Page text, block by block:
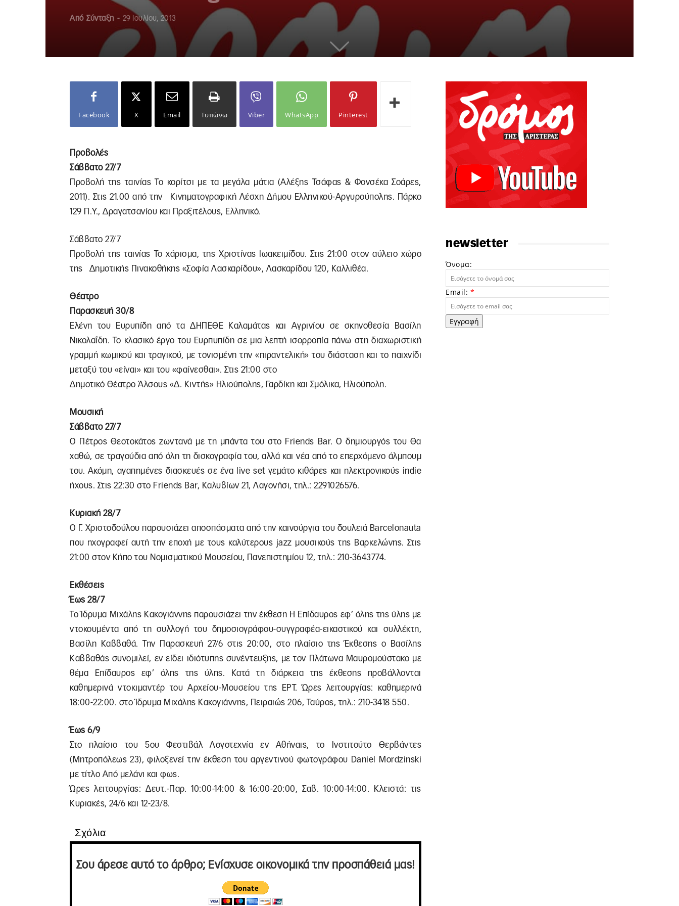
Από Σύνταξη - 29 Ιουλίου, 2013
Facebook X Email Τυπώνω Viber WhatsApp Pinterest
Προβολές
Σάββατο 27/7
Προβολή της ταινίας Το κορίτσι με τα μεγάλα μάτια (Αλέξης Τσάφας & Φονσέκα Σοάρες,
2011). Στις 21.00 από την Κινηματογραφική Λέσχη Δήμου Ελληνικού-Αργυρούπολης. Πάρκο
129 Π.Υ., Δραγατσανίου και Πραξιτέλους, Ελληνικό.
Σάββατο 27/7
Προβολή της ταινίας Το χάρισμα, της Χριστίνας Ιωακειμίδου. Στις 21:00 στον αύλειο χώρο
της Δημοτικής Πινακοθήκης «Σοφία Λασκαρίδου», Λασκαρίδου 120, Καλλιθέα.
Θέατρο
Παρασκευή 30/8
Ελένη του Ευρυπίδη από τα ΔΗΠΕΘΕ Καλαμάτας και Αγρινίου σε σκηνοθεσία Βασίλη
Νικολαΐδη. Το κλασικό έργο του Ευρπυπίδη σε μια λεπτή ισορροπία πάνω στη διαχωριστική
γραμμή κωμικού και τραγικού, με τονισμένη την «πιραντελική» του διάσταση και το παιχνίδι
μεταξύ του «είναι» και του «φαίνεσθαι». Στις 21:00 στο
Δημοτικό Θέατρο Άλσους «Δ. Κιντής» Ηλιούπολης, Γαρδίκη και Σμόλικα, Ηλιούπολη.
Μουσική
Σάββατο 27/7
O Πέτρος Θεοτοκάτος ζωντανά με τη μπάντα του στο Friends Bar. Ο δημιουργός του Θα
χαθώ, σε τραγούδια από όλη τη δισκογραφία του, αλλά και νέα από το επερχόμενο άλμπουμ
του. Ακόμη, αγαπημένες διασκευές σε ένα live set γεμάτο κιθάρες και ηλεκτρονικούς indie
ήχους. Στις 22:30 στο Friends Bar, Καλυβίων 21, Λαγονήσι, τηλ.: 2291026576.
Κυριακή 28/7
Ο Γ. Χριστοδούλου παρουσιάζει αποσπάσματα από την καινούργια του δουλειά Barcelonauta
που ηχογραφεί αυτή την εποχή με τους καλύτερους jazz μουσικούς της Βαρκελώνης. Στις
21:00 στον Κήπο του Νομισματικού Μουσείου, Πανεπιστημίου 12, τηλ.: 210-3643774.
Εκθέσεις
Έως 28/7
Το Ίδρυμα Μιχάλης Κακογιάννης παρουσιάζει την έκθεση Η Επίδαυρος εφ’ όλης της ύλης με
ντοκουμέντα από τη συλλογή του δημοσιογράφου-συγγραφέα-εικαστικού και συλλέκτη,
Βασίλη Καββαθά. Την Παρασκευή 27/6 στις 20:00, στο πλαίσιο της Έκθεσης ο Βασίλης
Καββαθάς συνομιλεί, εν είδει ιδιότυπης συνέντευξης, με τον Πλάτωνα Μαυρομούστακο με
θέμα Επίδαυρος εφ’ όλης της ύλης. Κατά τη διάρκεια της έκθεσης προβάλλονται
καθημερινά ντοκιμαντέρ του Αρχείου-Μουσείου της ΕΡΤ. Ώρες λειτουργίας: καθημερινά
18:00-22:00. στο Ίδρυμα Μιχάλης Κακογιάννης, Πειραιώς 206, Ταύρος, τηλ.: 210-3418 550.
Έως 6/9
Στο πλαίσιο του 5ου Φεστιβάλ Λογοτεχνία εν Αθήναις, το Ινστιτούτο Θερβάντες
(Μητροπόλεως 23), φιλοξενεί την έκθεση του αργεντινού φωτογράφου Daniel Mordzinski
με τίτλο Από μελάνι και φως.
Ώρες λειτουργίας: Δευτ.-Παρ. 10:00-14:00 & 16:00-20:00, Σαβ. 10:00-14:00. Κλειστά: τις
Κυριακές, 24/6 και 12-23/8.
Σχόλια
Σου άρεσε αυτό το άρθρο; Ενίσχυσε οικονομικά την προσπάθειά μας!
newsletter
Όνομα:
Email: *
Εγγραφή